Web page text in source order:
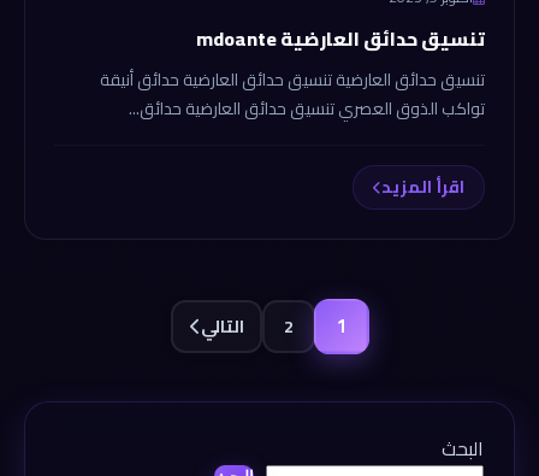
تنسيق حدائق العارضية mdoante
تنسيق حدائق العارضية تنسيق حدائق العارضية حدائق أنيقة
تواكب الذوق العصري تنسيق حدائق العارضية حدائق...
اقرأ المزيد
1
2 التالي
البحث